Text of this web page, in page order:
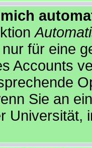
für eine
Accounts
Sie an
Universität,